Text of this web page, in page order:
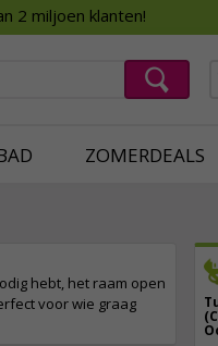
2 miljoen klanten!
ZOMERDEALS
hebt, het raam open
voor wie graag